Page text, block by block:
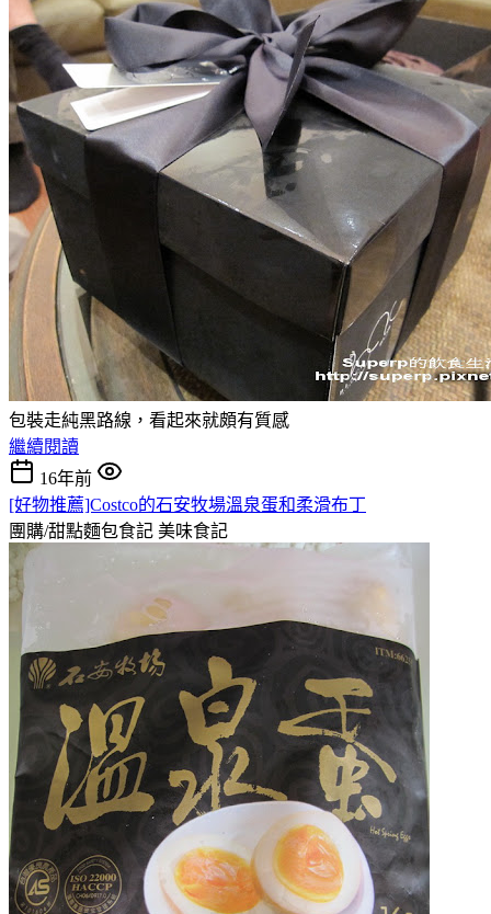
包裝走純黑路線，看起來就頗有質感
繼續閱讀
16年前
[好物推薦]Costco的石安牧場溫泉蛋和柔滑布丁
團購/甜點麵包食記 美味食記